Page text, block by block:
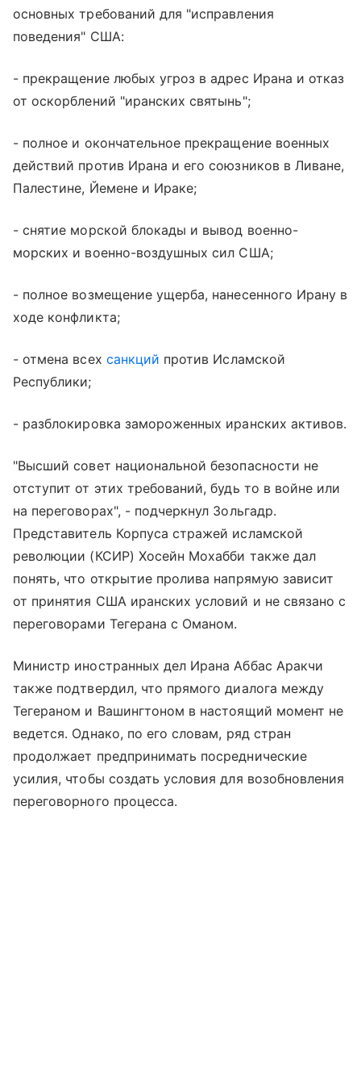
основных требований для "исправления
поведения" США:
- прекращение любых угроз в адрес Ирана и отказ
от оскорблений "иранских святынь";
- полное и окончательное прекращение военных
действий против Ирана и его союзников в Ливане,
Палестине, Йемене и Ираке;
- снятие морской блокады и вывод военно-
морских и военно-воздушных сил США;
- полное возмещение ущерба, нанесенного Ирану в
ходе конфликта;
- отмена всех санкций против Исламской
Республики;
- разблокировка замороженных иранских активов.
"Высший совет национальной безопасности не
отступит от этих требований, будь то в войне или
на переговорах", - подчеркнул Зольгадр.
Представитель Корпуса стражей исламской
революции (КСИР) Хосейн Мохабби также дал
понять, что открытие пролива напрямую зависит
от принятия США иранских условий и не связано с
переговорами Тегерана с Оманом.
Министр иностранных дел Ирана Аббас Аракчи
также подтвердил, что прямого диалога между
Тегераном и Вашингтоном в настоящий момент не
ведется. Однако, по его словам, ряд стран
продолжает предпринимать посреднические
усилия, чтобы создать условия для возобновления
переговорного процесса.